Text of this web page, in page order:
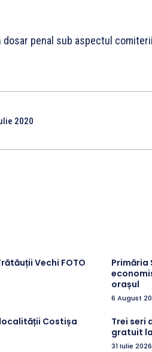
penal sub aspectul
2020
Vechi FOTO
Primăria
orașul
6 August
Costișa
Trei seri
gratuit
31 Iulie 2026